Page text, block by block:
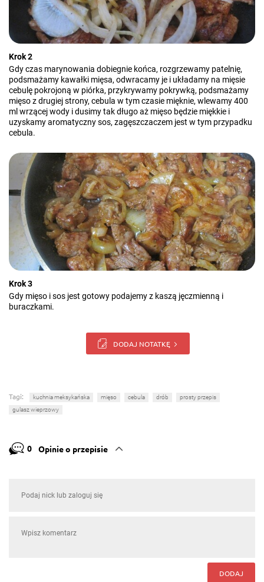
Krok 2
Gdy czas marynowania dobiegnie końca, rozgrzewamy patelnię,
podsmażamy kawałki mięsa, odwracamy je i układamy na mięsie
cebulę pokrojoną w piórka, przykrywamy pokrywką, podsmażamy
mięso z drugiej strony, cebula w tym czasie mięknie, wlewamy 400
ml wrzącej wody i dusimy tak długo aż mięso będzie miękkie i
uzyskamy aromatyczny sos, zagęszczaczem jest w tym przypadku
cebula.
Krok 3
Gdy mięso i sos jest gotowy podajemy z kaszą jęczmienną i
buraczkami.
DODAJ NOTATKĘ
Tagi: kuchnia meksykańska mięso cebula drób
prosty przepis
gulasz wieprzowy
0 Opinie o przepisie
DODAJ